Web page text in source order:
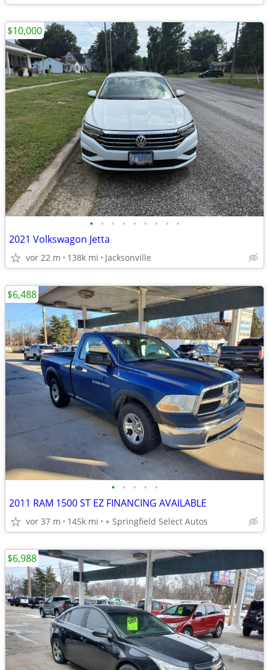
• • • • • • • • •
2021 Volkswagon Jetta
vor 22 m 138k mi Jacksonville
$10,000
• • • • •
2011 RAM 1500 ST EZ FINANCING AVAILABLE
vor 37 m 145k mi + Springfield Select Autos
$6,488
$6,988